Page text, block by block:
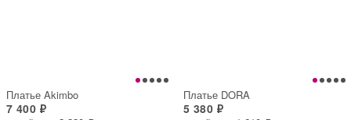
Платье Akimbo
7 400 ₽
Платье DORA
5 380 ₽